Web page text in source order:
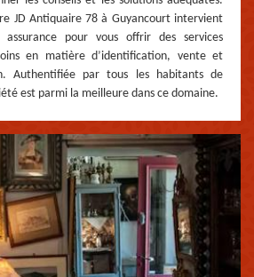
JD Antiquaire 78 à Guyancourt intervient
pour vous offrir des services
en matière d’identification, vente et
Authentifiée par tous les habitants de
est parmi la meilleure dans ce domaine.